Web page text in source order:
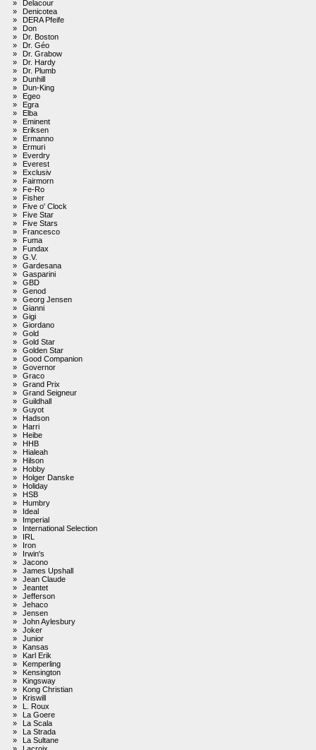
»
Delacour
»
Denicotea
»
DERA Pfeife
»
Don
»
Dr. Boston
»
Dr. Géo
»
Dr. Grabow
»
Dr. Hardy
»
Dr. Plumb
»
Dunhill
»
Dun-King
»
Egeo
»
Egra
»
Elba
»
Eminent
»
Eriksen
»
Ermanno
»
Ermuri
»
Everdry
»
Everest
»
Exclusiv
»
Fairmorn
»
Fe-Ro
»
Fisher
»
Five o' Clock
»
Five Star
»
Five Stars
»
Francesco
»
Fuma
»
Fundax
»
G.V.
»
Gardesana
»
Gasparini
»
GBD
»
Genod
»
Georg Jensen
»
Gianni
»
Gigi
»
Giordano
»
Gold
»
Gold Star
»
Golden Star
»
Good Companion
»
Governor
»
Graco
»
Grand Prix
»
Grand Seigneur
»
Guildhall
»
Guyot
»
Hadson
»
Harri
»
Heibe
»
HHB
»
Hialeah
»
Hilson
»
Hobby
»
Holger Danske
»
Holiday
»
HSB
»
Humbry
»
Ideal
»
Imperial
»
International Selection
»
IRL
»
Iron
»
Irwin's
»
Jacono
»
James Upshall
»
Jean Claude
»
Jeantet
»
Jefferson
»
Jehaco
»
Jensen
»
John Aylesbury
»
Joker
»
Junior
»
Kansas
»
Karl Erik
»
Kemperling
»
Kensington
»
Kingsway
»
Kong Christian
»
Kriswill
»
L. Roux
»
La Goere
»
La Scala
»
La Strada
»
La Sultane